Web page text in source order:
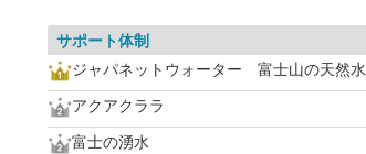
サポート体制
ジャパネットウォーター 富士山の天然水
アクアクララ
富士の湧水